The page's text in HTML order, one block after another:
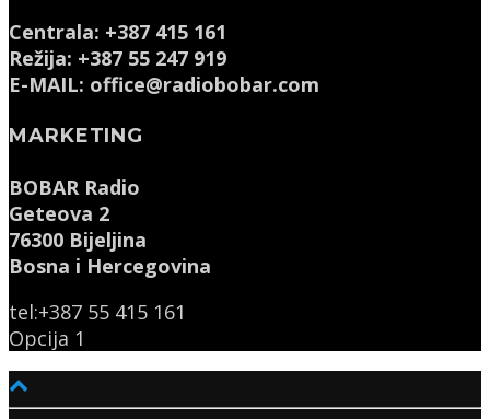
Centrala: +387 415 161
Režija: +387 55 247 919
E-MAIL: office@radiobobar.com
MARKETING
BOBAR Radio
Geteova 2
76300 Bijeljina
Bosna i Hercegovina
tel:+387 55 415 161
Opcija 1